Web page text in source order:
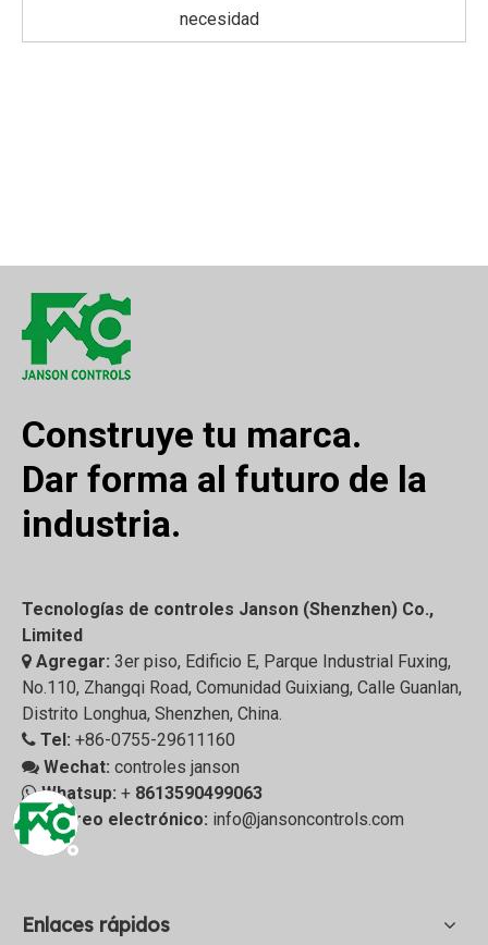
necesidad
Construye tu marca.
Dar forma al futuro de la
industria.
Tecnologías de controles Janson (Shenzhen) Co.,
Limited
 Agregar: 3er piso, Edificio E, Parque Industrial Fuxing,
No.110, Zhangqi Road, Comunidad Guixiang, Calle Guanlan,
Distrito Longhua, Shenzhen, China.
 Tel: +86-0755-29611160
 Wechat: controles janson
Whatsup: + 8613590499063
Correo electrónico: info@jansoncontrols.com
Enlaces rápidos